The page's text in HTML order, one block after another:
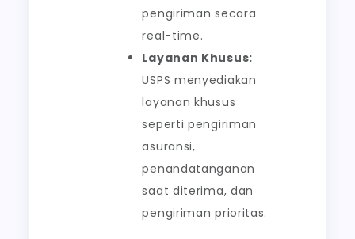
pengiriman secara
real-time.
Layanan Khusus:
USPS menyediakan
layanan khusus
seperti pengiriman
asuransi,
penandatanganan
saat diterima, dan
pengiriman prioritas.